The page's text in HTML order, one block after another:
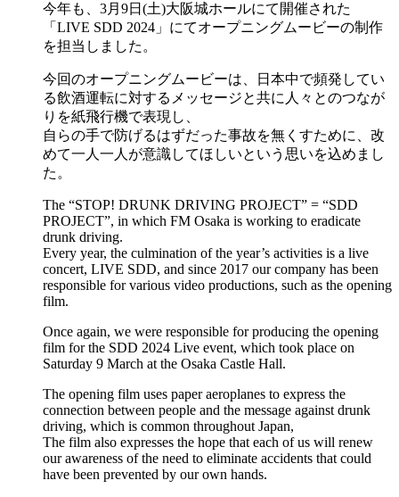
今年も、3月9日(土)大阪城ホールにて開催された
「LIVE SDD 2024」にてオープニングムービーの制作
を担当しました。
今回のオープニングムービーは、日本中で頻発してい
る飲酒運転に対するメッセージと共に人々とのつなが
りを紙飛行機で表現し、
自らの手で防げるはずだった事故を無くすために、改
めて一人一人が意識してほしいという思いを込めまし
た。
The “STOP! DRUNK DRIVING PROJECT” = “SDD
PROJECT”, in which FM Osaka is working to eradicate
drunk driving.
Every year, the culmination of the year’s activities is a live
concert, LIVE SDD, and since 2017 our company has been
responsible for various video productions, such as the opening
film.
Once again, we were responsible for producing the opening
film for the SDD 2024 Live event, which took place on
Saturday 9 March at the Osaka Castle Hall.
The opening film uses paper aeroplanes to express the
connection between people and the message against drunk
driving, which is common throughout Japan,
The film also expresses the hope that each of us will renew
our awareness of the need to eliminate accidents that could
have been prevented by our own hands.